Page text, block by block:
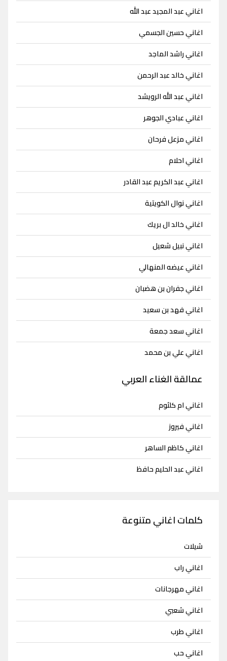
اغاني عبد المجيد عبد الله
اغاني حسين الجسمي
اغاني راشد الماجد
اغاني خالد عبد الرحمن
اغاني عبد الله الرويشد
اغاني عبادي الجوهر
اغاني مزعل فرحان
اغاني احلام
اغاني عبد الكريم عبد القادر
اغاني نوال الكويتية
اغاني خالد ال بريك
اغاني نبيل شعيل
اغاني عيضه المنهالي
اغاني جفران بن هضبان
اغاني فهد بن سعيد
اغاني سعد جمعة
اغاني علي بن محمد
عمالقة الغناء العربي
اغاني ام كلثوم
اغاني فيروز
اغاني كاظم الساهر
اغاني عبد الحليم حافظ
كلمات اغاني متنوعة
شيلات
اغاني راب
اغاني مهرجانات
اغاني شعبي
اغاني طرب
اغاني حب